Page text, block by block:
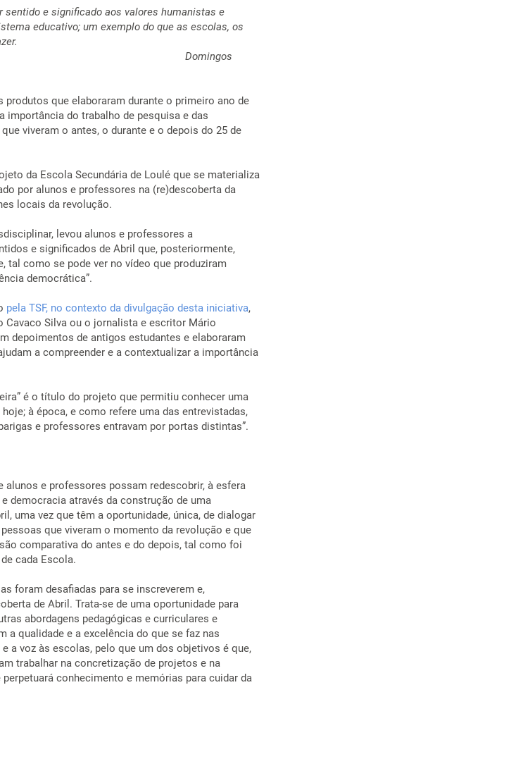
sentido e significado aos valores humanistas e
educativo; um exemplo do que as escolas, os
fazer.
produtos que elaboraram durante o primeiro ano de
importância do trabalho de pesquisa e das
viveram o antes, o durante e o depois do 25 de
da Escola Secundária de Loulé que se materializa
por alunos e professores na (re)descoberta da
locais da revolução.
levou alunos e professores a
e significados de Abril que, posteriormente,
tal como se pode ver no vídeo que produziram
democrática”.
pela TSF, no contexto da divulgação desta iniciativa,
Silva ou o jornalista e escritor Mário
depoimentos de antigos estudantes e elaboraram
a compreender e a contextualizar a importância
é o título do projeto que permitiu conhecer uma
à época, e como refere uma das entrevistadas,
e professores entravam por portas distintas”.
alunos e professores possam redescobrir, à esfera
democracia através da construção de uma
uma vez que têm a oportunidade, única, de dialogar
que viveram o momento da revolução e que
comparativa do antes e do depois, tal como foi
cada Escola.
foram desafiadas para se inscreverem e,
de Abril. Trata-se de uma oportunidade para
abordagens pedagógicas e curriculares e
a qualidade e a excelência do que se faz nas
a voz às escolas, pelo que um dos objetivos é que,
trabalhar na concretização de projetos e na
conhecimento e memórias para cuidar da